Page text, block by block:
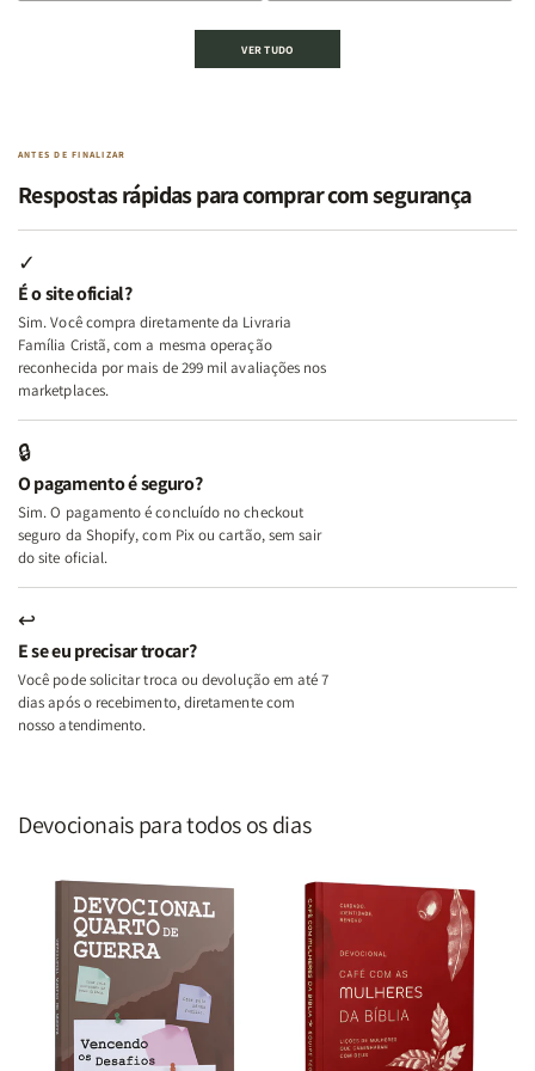
de
|
Minhas
Lutas
e
Deus
+
A
Mulher
Lar
de
Edificando
Eu,
Minhas
Lutas
+
A
Lar
de
Kit
Mulher
Segundo
de
Mulher
Segundo
VER TUDO
ANTES DE FINALIZAR
Respostas rápidas para comprar com segurança
✓
É o site oficial?
Sim. Você compra diretamente da Livraria
Família Cristã, com a mesma operação
reconhecida por mais de 299 mil avaliações nos
marketplaces.
🔒
O pagamento é seguro?
Sim. O pagamento é concluído no checkout
seguro da Shopify, com Pix ou cartão, sem sair
do site oficial.
↩
E se eu precisar trocar?
Você pode solicitar troca ou devolução em até 7
dias após o recebimento, diretamente com
nosso atendimento.
Devocionais para todos os dias